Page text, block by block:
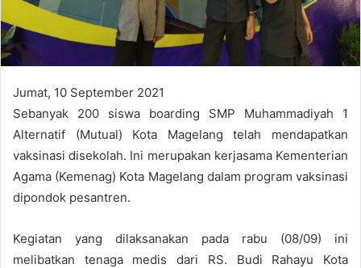
Jumat, 10 September 2021
Sebanyak 200 siswa boarding SMP Muhammadiyah 1
Alternatif (Mutual) Kota Magelang telah mendapatkan
vaksinasi disekolah. Ini merupakan kerjasama Kementerian
Agama (Kemenag) Kota Magelang dalam program vaksinasi
dipondok pesantren.
Kegiatan yang dilaksanakan pada rabu (08/09) ini
melibatkan tenaga medis dari RS. Budi Rahayu Kota